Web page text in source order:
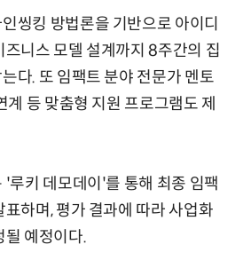
씽킹 방법론을 기반으로 아이디
즈니스 모델 설계까지 8주간의 집
다. 또 임팩트 분야 전문가 멘토
계 등 맞춤형 지원 프로그램도 제
'루키 데모데이'를 통해 최종 임팩
하며, 평가 결과에 따라 사업화
될 예정이다.